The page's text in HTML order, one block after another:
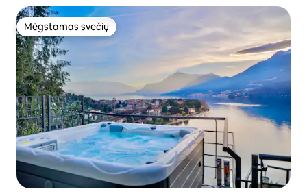
Mėgstamas svečių
Mėgstamas svečių